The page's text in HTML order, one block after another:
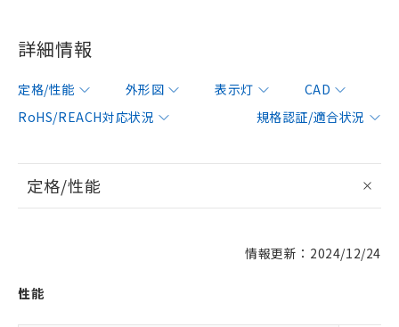
詳細情報
定格/性能 外形図 表示灯
CAD
RoHS/REACH対応状況
規格認証/適合状況
定格/性能
情報更新：2024/12/24
性能